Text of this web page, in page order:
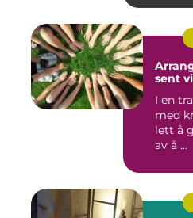
sent
I en
med
lett å
av å ...